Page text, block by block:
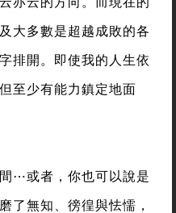
大多數是超越成敗的各
排開。即使我的人生依
至少有能力鎮定地面
⋯或者，你也可以說是
了無知、徬徨與怯懦，